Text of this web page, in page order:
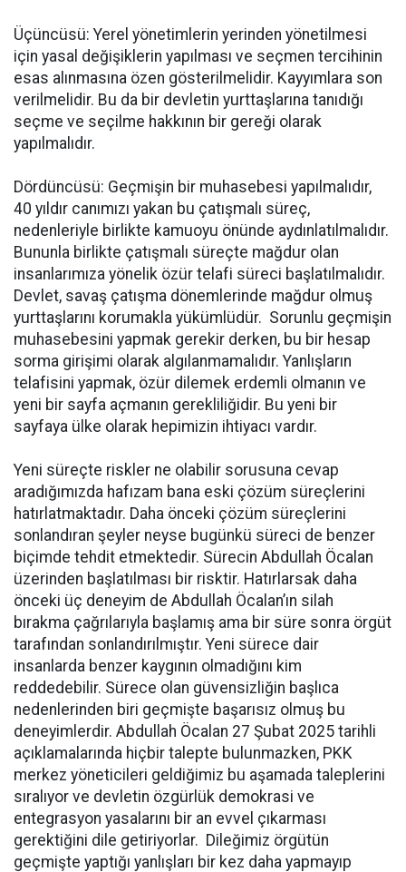
Üçüncüsü: Yerel yönetimlerin yerinden yönetilmesi
için yasal değişiklerin yapılması ve seçmen tercihinin
esas alınmasına özen gösterilmelidir. Kayyımlara son
verilmelidir. Bu da bir devletin yurttaşlarına tanıdığı
seçme ve seçilme hakkının bir gereği olarak
yapılmalıdır.
Dördüncüsü: Geçmişin bir muhasebesi yapılmalıdır,
40 yıldır canımızı yakan bu çatışmalı süreç,
nedenleriyle birlikte kamuoyu önünde aydınlatılmalıdır.
Bununla birlikte çatışmalı süreçte mağdur olan
insanlarımıza yönelik özür telafi süreci başlatılmalıdır.
Devlet, savaş çatışma dönemlerinde mağdur olmuş
yurttaşlarını korumakla yükümlüdür. Sorunlu geçmişin
muhasebesini yapmak gerekir derken, bu bir hesap
sorma girişimi olarak algılanmamalıdır. Yanlışların
telafisini yapmak, özür dilemek erdemli olmanın ve
yeni bir sayfa açmanın gerekliliğidir. Bu yeni bir
sayfaya ülke olarak hepimizin ihtiyacı vardır.
Yeni süreçte riskler ne olabilir sorusuna cevap
aradığımızda hafızam bana eski çözüm süreçlerini
hatırlatmaktadır. Daha önceki çözüm süreçlerini
sonlandıran şeyler neyse bugünkü süreci de benzer
biçimde tehdit etmektedir. Sürecin Abdullah Öcalan
üzerinden başlatılması bir risktir. Hatırlarsak daha
önceki üç deneyim de Abdullah Öcalan’ın silah
bırakma çağrılarıyla başlamış ama bir süre sonra örgüt
tarafından sonlandırılmıştır. Yeni sürece dair
insanlarda benzer kaygının olmadığını kim
reddedebilir. Sürece olan güvensizliğin başlıca
nedenlerinden biri geçmişte başarısız olmuş bu
deneyimlerdir. Abdullah Öcalan 27 Şubat 2025 tarihli
açıklamalarında hiçbir talepte bulunmazken, PKK
merkez yöneticileri geldiğimiz bu aşamada taleplerini
sıralıyor ve devletin özgürlük demokrasi ve
entegrasyon yasalarını bir an evvel çıkarması
gerektiğini dile getiriyorlar. Dileğimiz örgütün
geçmişte yaptığı yanlışları bir kez daha yapmayıp